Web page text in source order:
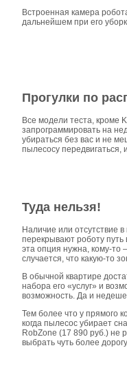
Встроенная камера
дальнейшем при его
Прогулки по
Все модели теста, кроме
запрограммировать на
убираться без вас и не
пылесосу передвигаться,
Туда нельзя!
Наличие или отсутствие
перекрывают роботу путь
эта опция нужна, кому-то
случается, что какую-то
В обычной квартире
набора его «услуг» и
возможность. Да и
Тем более что у прямого
когда пылесос убирает
RobZone (17 890 руб.) не
выбрать чуть более